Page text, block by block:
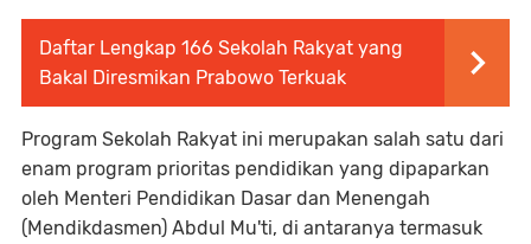
Daftar Lengkap 166 Sekolah Rakyat yang
Bakal Diresmikan Prabowo Terkuak
Program Sekolah Rakyat ini merupakan salah satu dari
enam program prioritas pendidikan yang dipaparkan
oleh Menteri Pendidikan Dasar dan Menengah
(Mendikdasmen) Abdul Mu'ti, di antaranya termasuk